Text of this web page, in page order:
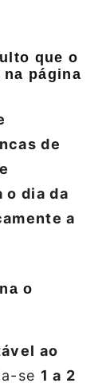
que o
página
de
o dia da
a
o
ao
se 1 a 2